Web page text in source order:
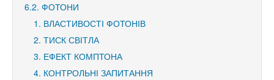
6.2. ФОТОНИ
1. ВЛАСТИВОСТІ ФОТОНІВ
2. ТИСК СВІТЛА
3. ЕФЕКТ КОМПТОНА
4. КОНТРОЛЬНІ ЗАПИТАННЯ